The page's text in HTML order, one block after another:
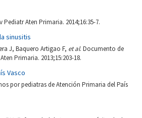
Aten Primaria. 2014;16:35-7.
sinusitis
J, Baquero Artigao F, et al. Documento de
Primaria. 2013;15:203-18.
Vasco
por pediatras de Atención Primaria del País